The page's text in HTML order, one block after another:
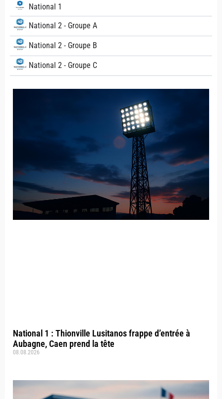
National 1
National 2 - Groupe A
National 2 - Groupe B
National 2 - Groupe C
National 1 : Thionville Lusitanos frappe d’entrée à
Aubagne, Caen prend la tête
08.08.2026